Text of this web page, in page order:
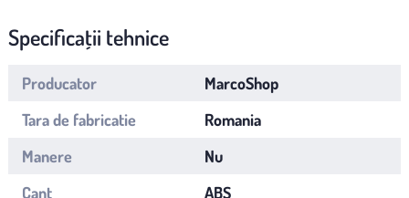
Specificații tehnice
Producator
MarcoShop
Tara de fabricatie
Romania
Manere
Nu
Cant
ABS